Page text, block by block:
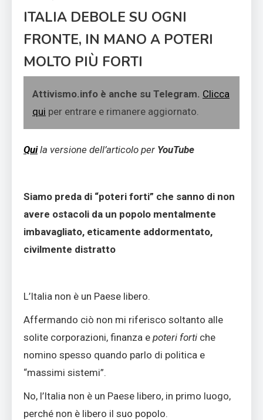
ITALIA DEBOLE SU OGNI
FRONTE, IN MANO A POTERI
MOLTO PIÙ FORTI
Attivismo.info è anche su Telegram. Clicca
qui per entrare e rimanere aggiornato.
Quila versione dell’articolo per YouTube
Siamo preda di “poteri forti” che sanno di non
avere ostacoli da un popolo mentalmente
imbavagliato, eticamente addormentato,
civilmente distratto
L’Italia non è un Paese libero.
Affermando ciò non mi riferisco soltanto alle
solite corporazioni, finanza e poteri forti che
nomino spesso quando parlo di politica e
“massimi sistemi”.
No, l’Italia non è un Paese libero, in primo luogo,
perché non è libero il suo popolo.